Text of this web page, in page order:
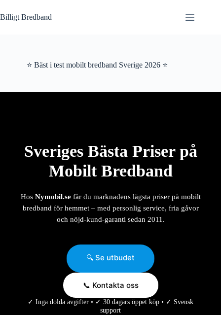
till
innehåll
Billigt Bredband
⭐ Bäst i test mobilt bredband Sverige 2026 ⭐
Sveriges Bästa Priser på
Mobilt Bredband
Hos Nymobil.sefår du marknadens lägsta priser på mobilt
bredband för hemmet – med personlig service, fria gåvor
och nöjd-kund-garanti sedan 2011.
🔍 Se utbudet
📞 Kontakta oss
✓ Inga dolda avgifter • ✓ 30 dagars öppet köp • ✓ Svensk
support